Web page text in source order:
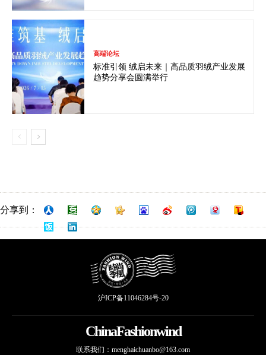
高端论坛
标准引领 绒启未来｜高品质羽绒产业发展
趋势分享会圆满举行
分享到：
沪ICP备11046284号-20
ChinaFashionwind
联系我们： menghaichuanbo@163.com